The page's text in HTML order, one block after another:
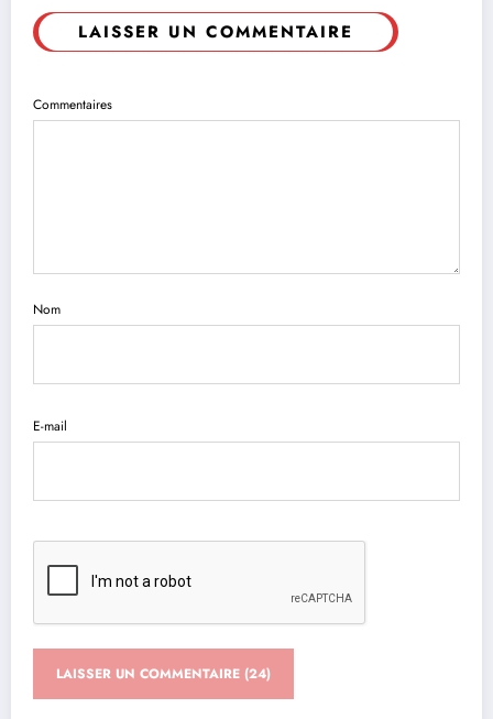
LAISSER UN COMMENTAIRE
Commentaires
Nom
E-mail